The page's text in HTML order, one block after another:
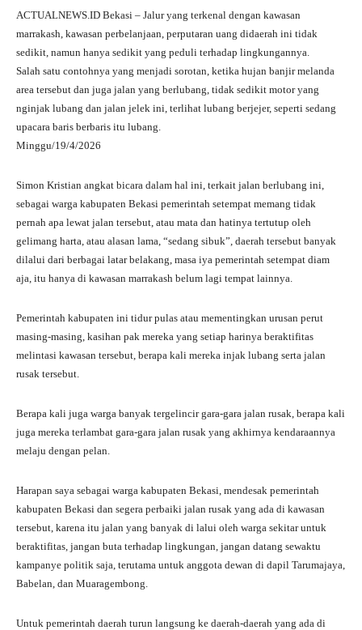
ts
A
pp
gr
a
m
bo
ok
tte
r
re
ACTUALNEWS.ID Bekasi – Jalur yang terkenal dengan kawasan
marrakash, kawasan perbelanjaan, perputaran uang didaerah ini tidak
sedikit, namun hanya sedikit yang peduli terhadap lingkungannya.
Salah satu contohnya yang menjadi sorotan, ketika hujan banjir melanda
area tersebut dan juga jalan yang berlubang, tidak sedikit motor yang
nginjak lubang dan jalan jelek ini, terlihat lubang berjejer, seperti sedang
upacara baris berbaris itu lubang.
Minggu/19/4/2026
Simon Kristian angkat bicara dalam hal ini, terkait jalan berlubang ini,
sebagai warga kabupaten Bekasi pemerintah setempat memang tidak
pernah apa lewat jalan tersebut, atau mata dan hatinya tertutup oleh
gelimang harta, atau alasan lama, “sedang sibuk”, daerah tersebut banyak
dilalui dari berbagai latar belakang, masa iya pemerintah setempat diam
aja, itu hanya di kawasan marrakash belum lagi tempat lainnya.
Pemerintah kabupaten ini tidur pulas atau mementingkan urusan perut
masing-masing, kasihan pak mereka yang setiap harinya beraktifitas
melintasi kawasan tersebut, berapa kali mereka injak lubang serta jalan
rusak tersebut.
Berapa kali juga warga banyak tergelincir gara-gara jalan rusak, berapa kali
juga mereka terlambat gara-gara jalan rusak yang akhirnya kendaraannya
melaju dengan pelan.
Harapan saya sebagai warga kabupaten Bekasi, mendesak pemerintah
kabupaten Bekasi dan segera perbaiki jalan rusak yang ada di kawasan
tersebut, karena itu jalan yang banyak di lalui oleh warga sekitar untuk
beraktifitas, jangan buta terhadap lingkungan, jangan datang sewaktu
kampanye politik saja, terutama untuk anggota dewan di dapil Tarumajaya,
Babelan, dan Muaragembong.
Untuk pemerintah daerah turun langsung ke daerah-daerah yang ada di